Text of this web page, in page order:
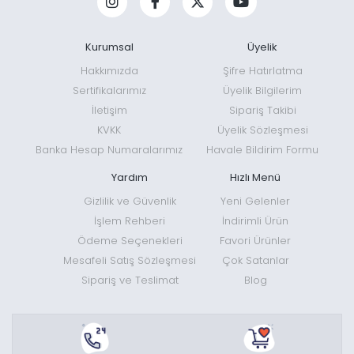
tavsiyesi kontrol edilmelidir.
Güvenli Hedef Alanı Nasıl Hazırlanır?
Hedef, atış yönünün arkasında insan, hayvan, araç, pencere
veya zarar görebilecek herhangi bir alan bulunmayacak biçimde
konumlandırılmalıdır. Yalnız hedef yüzeyinin mühimmatı
durduracağı varsayılmamalı; hedefin arkasında, hedef
ıskalandığında veya hedef sistemi görevini yerine
getiremediğinde mühimmatı güvenli biçimde karşılayabilecek
uygun bir arka siper bulunmalıdır.
Atışa başlamadan önce hedef, bağlantılar, ayaklar ve arka siper
kontrol edilmelidir. Hedef üzerinde belirgin çökme, delik, çatlak,
keskinleşmiş kenar veya sekmeye neden olabilecek düzensiz
Atış yapan kişi ve atış alanında bulunan diğer kişiler uygun
Kurumsal
Hakkımızda
Sertifikalarımız
İletişim
KVKK
Banka Hesap Numaralarımız
Üyelik
Şifre Hatırlatma
Üyelik Bilgilerim
Sipariş Takibi
Üyelik Sözleşmesi
Havale Bildirim Formu
Yardım
Gizlilik ve Güvenlik
İşlem Rehberi
Ödeme Seçenekleri
Mesafeli Satış Sözleşmesi
Sipariş ve Teslimat
Hızlı Menü
Yeni Gelenler
İndirimli Ürün
Favori Ürünler
Çok Satanlar
Blog